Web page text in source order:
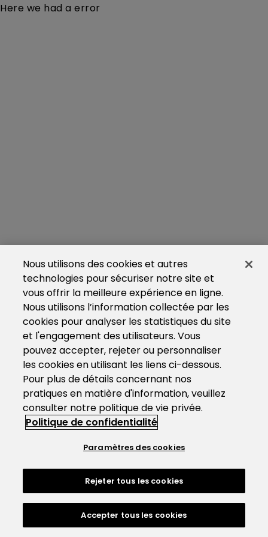
Here we had a error
Nous utilisons des cookies et autres
technologies pour sécuriser notre site et
vous offrir la meilleure expérience en ligne.
Nous utilisons l’information collectée par les
cookies pour analyser les statistiques du site
et l'engagement des utilisateurs. Vous
pouvez accepter, rejeter ou personnaliser
les cookies en utilisant les liens ci-dessous.
Pour plus de détails concernant nos
pratiques en matière d'information, veuillez
consulter notre politique de vie privée.
Politique de confidentialité
Paramètres des cookies
Rejeter tous les cookies
Accepter tous les cookies